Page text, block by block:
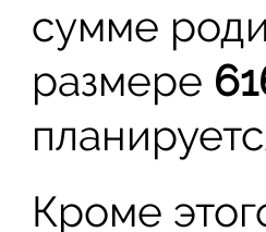
сумме
размере
Кроме